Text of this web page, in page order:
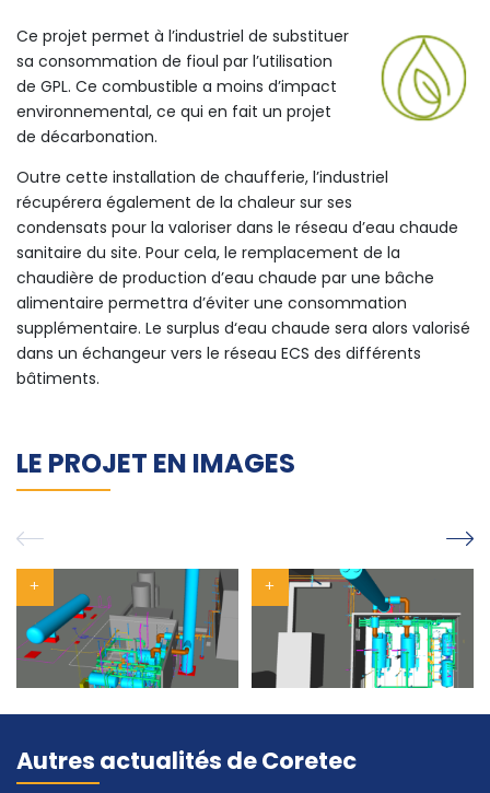
Ce projet permet à l’industriel de substituer
sa consommation de fioul par l’utilisation
de GPL. Ce combustible a moins d’impact
environnemental, ce qui en fait un projet
de décarbonation.
Outre cette installation de chaufferie, l’industriel
récupérera également de la chaleur sur ses
condensats pour la valoriser dans le réseau d’eau chaude
sanitaire du site. Pour cela, le remplacement de la
chaudière de production d’eau chaude par une bâche
alimentaire permettra d’éviter une consommation
supplémentaire. Le surplus d‘eau chaude sera alors valorisé
dans un échangeur vers le réseau ECS des différents
bâtiments.
LE PROJET EN IMAGES
Autres actualités de Coretec